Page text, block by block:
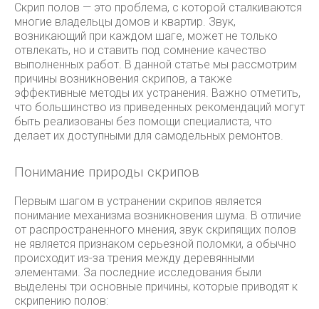
Скрип полов — это проблема, с которой сталкиваются
многие владельцы домов и квартир. Звук,
возникающий при каждом шаге, может не только
отвлекать, но и ставить под сомнение качество
выполненных работ. В данной статье мы рассмотрим
причины возникновения скрипов, а также
эффективные методы их устранения. Важно отметить,
что большинство из приведенных рекомендаций могут
быть реализованы без помощи специалиста, что
делает их доступными для самодельных ремонтов.
Понимание природы скрипов
Первым шагом в устранении скрипов является
понимание механизма возникновения шума. В отличие
от распространенного мнения, звук скрипящих полов
не является признаком серьезной поломки, а обычно
происходит из-за трения между деревянными
элементами. За последние исследования были
выделены три основные причины, которые приводят к
скрипению полов: